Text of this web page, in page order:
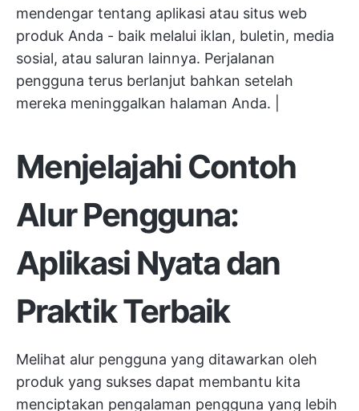
mendengar tentang aplikasi atau situs web
produk Anda - baik melalui iklan, buletin, media
sosial, atau saluran lainnya. Perjalanan
pengguna terus berlanjut bahkan setelah
mereka meninggalkan halaman Anda. |
Menjelajahi Contoh
Alur Pengguna:
Aplikasi Nyata dan
Praktik Terbaik
Melihat alur pengguna yang ditawarkan oleh
produk yang sukses dapat membantu kita
menciptakan pengalaman pengguna yang lebih